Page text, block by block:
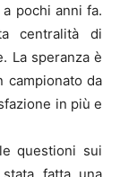
pochi anni fa.
centralità di
La speranza è
da
in più e
questioni sui